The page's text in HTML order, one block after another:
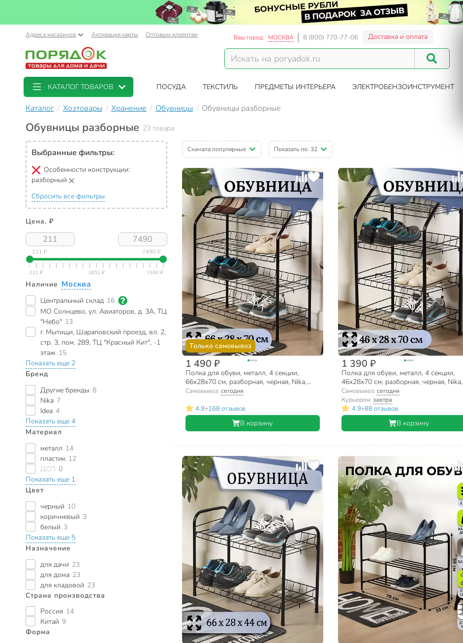
Адреса магазинов Активация карты Оптовым клиентам Ваш город: МОСКВА 8 (800) 770-77-06 Доставка и оплата
КАТАЛОГ ТОВАРОВ ПОСУДА ТЕКСТИЛЬ ПРЕДМЕТЫ ИНТЕРЬЕРА ЭЛЕКТРОБЕНЗОИНСТРУМЕНТ
Каталог Хозтовары Хранение Обувницы Обувницы разборные
Обувницы разборные 23 товара
Выбранные фильтры:
Особенности конструкции:
разборный
Сбросить все фильтры
Цена, ₽
211 ₽ 7490 ₽
Наличие Москва
Центральный склад 16
МО Солнцево, ул. Авиаторов, д. 3А, ТЦ
"Небо" 13
г. Мытищи, Шараповский проезд, вл. 2,
стр. 3, пом. 289, ТЦ "Красный Кит", -1
этаж 15
Показать еще 2
Бренд
Другие бренды 8
Nika 7
Idea 4
Показать еще 4
Материал
металл 14
пластик 12
ДСП 0
Показать еще 1
Цвет
черный 10
коричневый 3
белый 3
Показать еще 5
Назначение
для дачи 23
для дома 23
для кладовой 23
Страна производства
Россия 14
Китай 9
Форма
Сначала популярные Показать по: 32
Только самовывоз
1 490 ₽
Полка для обуви, металл, 4 секции,
66х28х70 см, разборная, черная, Nika,
ЭТ1/Ч
Самовывоз: сегодня
4.9•168 отзывов
В корзину
1 390 ₽
Полка для обуви, металл, 4 секции,
46х28х70 см, разборная, черная, Nika,
ЭТ2/Ч
Самовывоз: сегодня
Курьером: завтра
4.9•88 отзывов
В корзину